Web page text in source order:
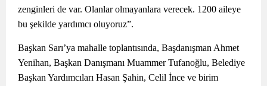
zenginleri de var. Olanlar olmayanlara verecek. 1200 aileye
bu şekilde yardımcı oluyoruz”.
Başkan Sarı’ya mahalle toplantısında, Başdanışman Ahmet
Yenihan, Başkan Danışmanı Muammer Tufanoğlu, Belediye
Başkan Yardımcıları Hasan Şahin, Celil İnce ve birim